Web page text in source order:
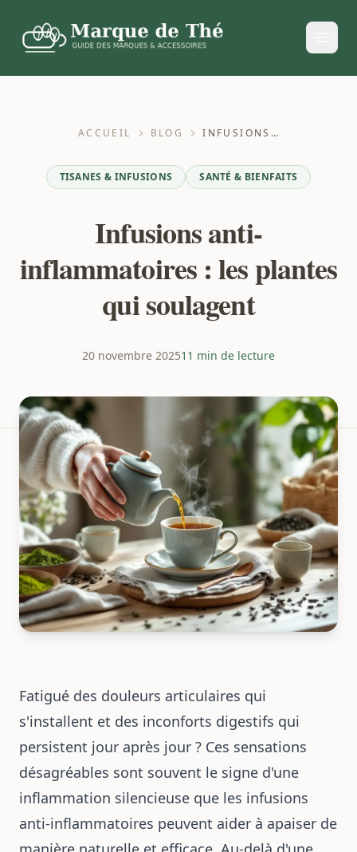
ACCUEIL BLOG INFUSIONS ANTI-INFLAMMATOIRES : LES PLANTES QUI SOULAGENT
TISANES & INFUSIONS SANTÉ & BIENFAITS
Infusions anti-
inflammatoires : les plantes
qui soulagent
20 novembre 202511 min de lecture
Fatigué des douleurs articulaires qui
s'installent et des inconforts digestifs qui
persistent jour après jour ? Ces sensations
désagréables sont souvent le signe d'une
inflammation silencieuse que les infusions
anti-inflammatoires peuvent aider à apaiser de